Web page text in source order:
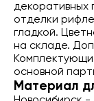
декоративных
отделки
гладкой.
на складе.
основной
Материал